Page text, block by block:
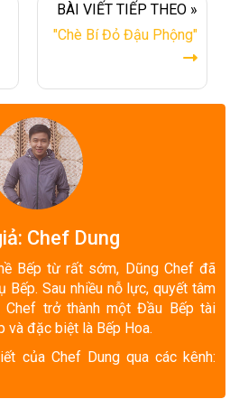
BÀI VIẾT TIẾP THEO »
"Chè Bí Đỏ Đậu Phộng"
Chef Dung
Bếp từ rất sớm, Dũng Chef đã
Bếp. Sau nhiều nỗ lực, quyết tâm
Chef trở thành một Đầu Bếp tài
và đặc biệt là Bếp Hoa.
của Chef Dung qua các kênh: